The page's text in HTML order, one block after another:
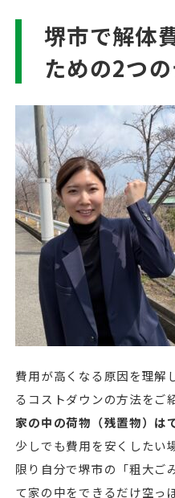
堺市で解体
ための2つ
費用が高くなる原因を理解
るコストダウンの方法をご
家の中の荷物（残置物）は
少しでも費用を安くしたい
限り自分で堺市の「粗大ご
て家の中をできるだけ空っ